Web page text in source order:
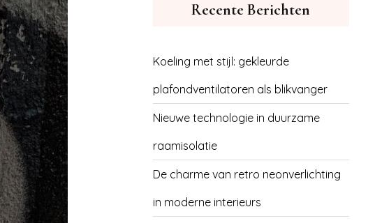
Recente Berichten
Koeling met stijl: gekleurde
plafondventilatoren als blikvanger
Nieuwe technologie in duurzame
raamisolatie
De charme van retro neonverlichting
in moderne interieurs